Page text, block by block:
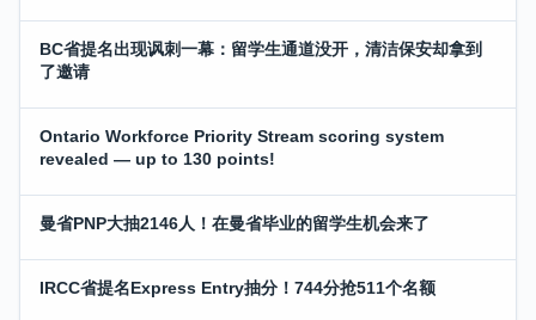
BC省提名出现讽刺一幕：留学生通道没开，清洁保安却拿到
了邀请
Ontario Workforce Priority Stream scoring system
revealed — up to 130 points!
曼省PNP大抽2146人！在曼省毕业的留学生机会来了
IRCC省提名Express Entry抽分！744分抢511个名额